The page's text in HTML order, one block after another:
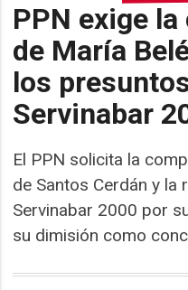
PPN exige
de María
los
Servinabar
El PPN solicita la
de Santos Cerdán y la
Servinabar 2000 por
su dimisión como